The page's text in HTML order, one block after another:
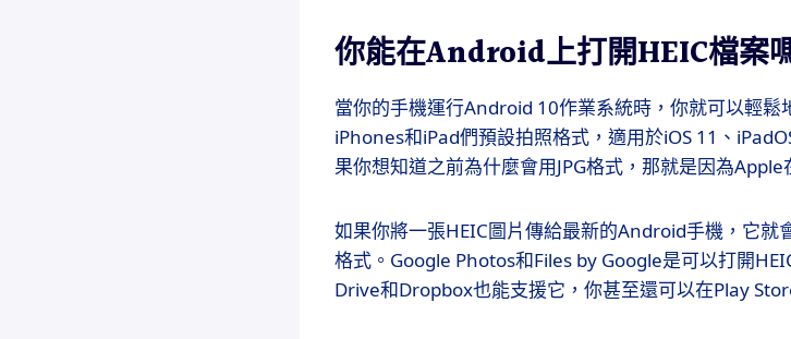
你能在Android上打開HEIC檔案
當你的手機運行Android 10作業系統時，你就可以輕
iPhones和iPad們預設拍照格式，適用於iOS 11、
果你想知道之前為什麼會用JPG格式，那就是因為
如果你將一張HEIC圖片傳給最新的Android手機，它就
格式。Google Photos和Files by Google是可以打開
Drive和Dropbox也能支援它，你甚至還可以在Play